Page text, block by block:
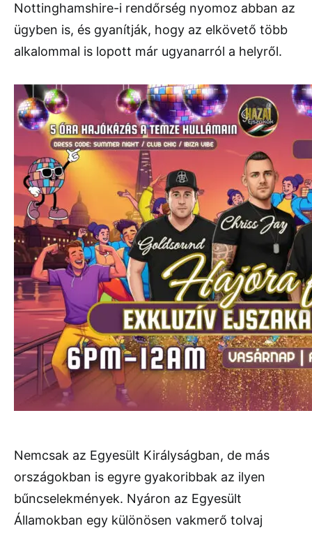
Nottinghamshire-i rendőrség nyomoz abban az
ügyben is, és gyanítják, hogy az elkövető több
alkalommal is lopott már ugyanarról a helyről.
Nemcsak az Egyesült Királyságban, de más
országokban is egyre gyakoribbak az ilyen
bűncselekmények. Nyáron az Egyesült
Államokban egy különösen vakmerő tolvaj